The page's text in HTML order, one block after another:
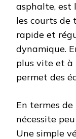
asphalte, est
les courts de
rapide et
dynamique.
plus vite et à
permet des
En termes
nécessite
Une simple